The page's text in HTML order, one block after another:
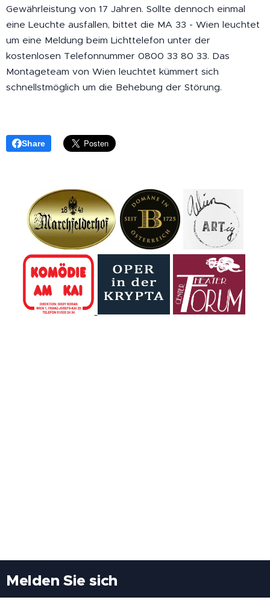
Gewährleistung von 17 Jahren. Sollte dennoch einmal
eine Leuchte ausfallen, bittet die MA 33 - Wien leuchtet
um eine Meldung beim Lichttelefon unter der
kostenlosen Telefonnummer 0800 33 80 33. Das
Montageteam von Wien leuchtet kümmert sich
schnellstmöglich um die Behebung der Störung.
Share
Melden Sie sich